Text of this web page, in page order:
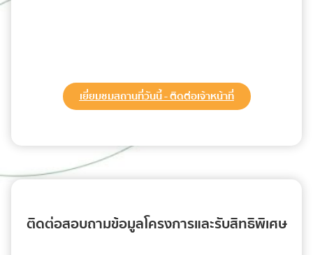
เยี่ยมชมสถานที่วันนี้ - ติดต่อเจ้าหน้าที่
ติดต่อสอบถามข้อมูลโครงการและรับสิทธิพิเศษ